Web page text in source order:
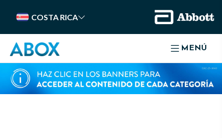
COSTA RICA
MENÚ